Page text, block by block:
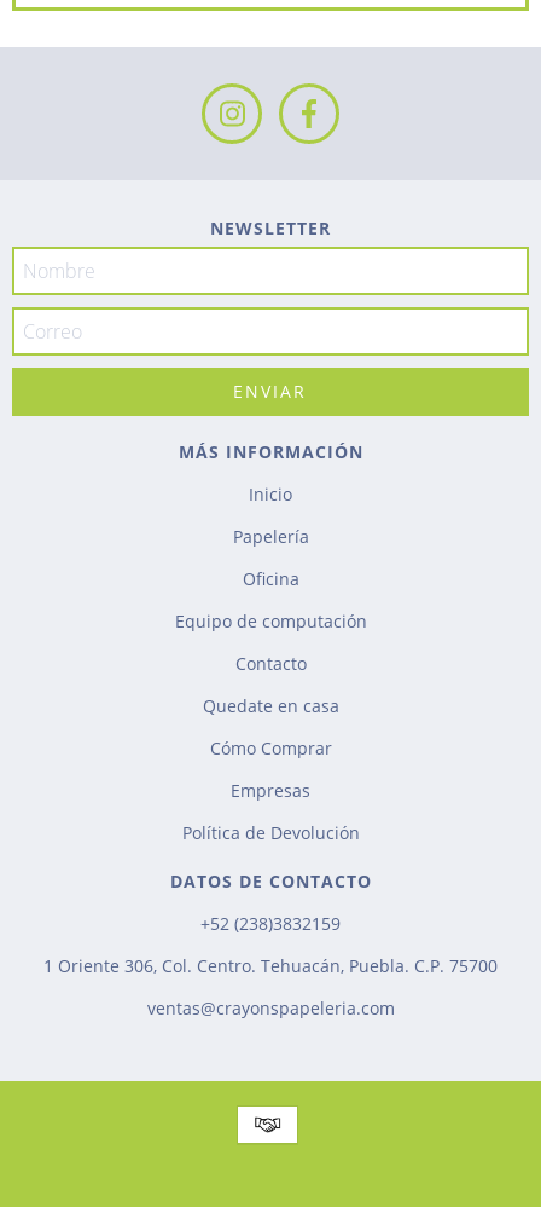
NEWSLETTER
MÁS INFORMACIÓN
Inicio
Papelería
Oficina
Equipo de computación
Contacto
Quedate en casa
Cómo Comprar
Empresas
Política de Devolución
DATOS DE CONTACTO
+52 (238)3832159
1 Oriente 306, Col. Centro. Tehuacán, Puebla. C.P. 75700
ventas@crayonspapeleria.com